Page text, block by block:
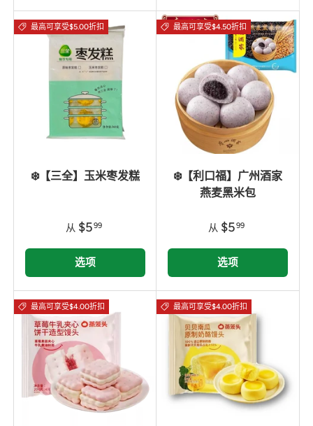
最高可享受$5.00折扣
❄️【三全】玉米枣发糕
从 $599
选项
最高可享受$4.50折扣
❄️【利口福】广州酒家
燕麦黑米包
从 $599
选项
最高可享受$4.00折扣 最高可享受$4.00折扣